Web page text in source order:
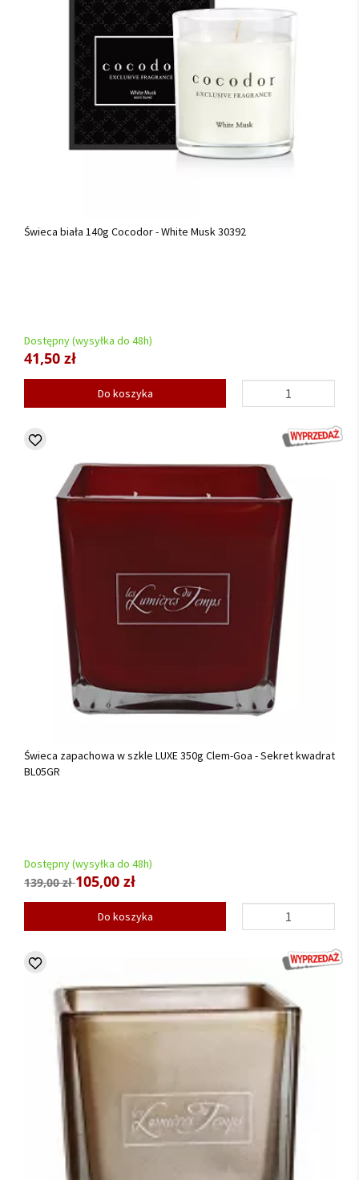
Świeca biała 140g Cocodor - White Musk 30392
Dostępny (wysyłka do 48h)
41,50 zł
Do koszyka
Świeca zapachowa w szkle LUXE 350g Clem-Goa - Sekret kwadrat
BL05GR
Dostępny (wysyłka do 48h)
139,00 zł105,00 zł
Do koszyka